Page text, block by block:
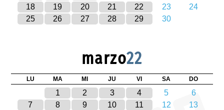
18
19 20 21 22 23
24
25
26 27 28 29 30
marzo22
LU MA MI JU VI SA DO
1 2 3 4 5
6
7
8 9 10 11 12 13